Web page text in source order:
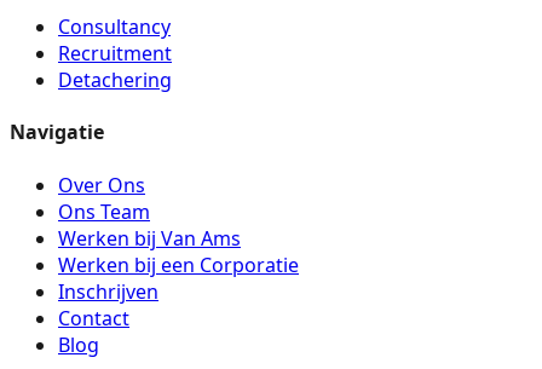
Consultancy
Recruitment
Detachering
Navigatie
Over Ons
Ons Team
Werken bij Van Ams
Werken bij een Corporatie
Inschrijven
Contact
Blog